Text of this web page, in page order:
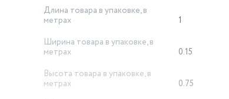
Длина товара в упаковке, в
метрах
1
Ширина товара в упаковке, в
метрах
0.15
Высота товара в упаковке, в
метрах
0.75